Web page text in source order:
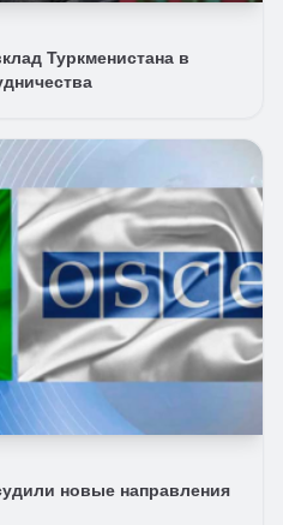
Туркменистана в
новые направления